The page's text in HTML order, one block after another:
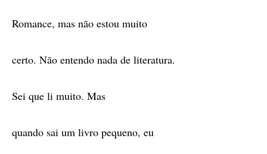
Romance, mas não estou muito
certo. Não entendo nada de literatura.
Sei que li muito. Mas
quando sai um livro pequeno, eu